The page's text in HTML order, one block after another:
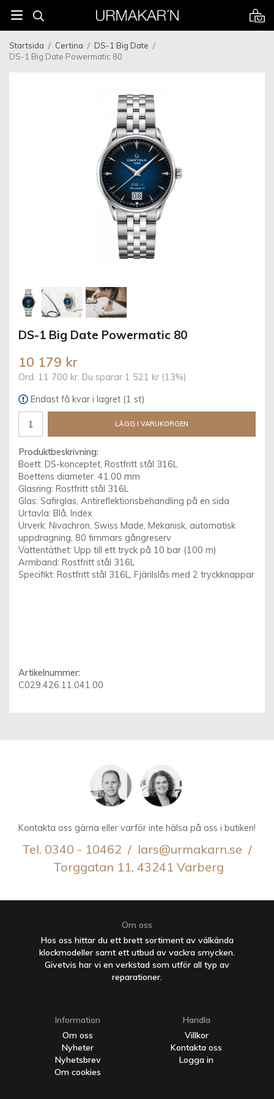
Startsida / Certina / DS-1 Big Date /
DS-1 Big Date Powermatic 80
DS-1 Big Date Powermatic 80
10 179 kr
Ord. 11 700 kr. Du sparar 1 521 kr (13%)
Endast få kvar i lagret (1 st)
LÄGG I VARUKORGEN
Produktbeskrivning:
Boett: DS-konceptet, Rostfritt stål 316L
Boettens diameter: 41.00 mm
Glasring: Rostfritt stål 316L
Glas: Safirglas, Antireflektionsbehandling på en sida
Urtavla: Blå, Index
Urverk: Nivachron, Swiss Made, Mekanisk, automatisk
uppdragning, 80 timmars gångreserv
Vattentäthet: Upp till ett tryck på 10 bar (100 m)
Armband: Rostfritt stål 316L
Specifikt: Rostfritt stål 316L, Fjärilslås med 2 tryckknappar
Artikelnummer:
C029.426.11.041.00
Kontakta oss gärna eller varför inte hälsa på oss i butiken!
Tel. 0340 - 10462 / lars@urmakarn.se /
Torggatan 11, 43241 Varberg
Om oss
Hos oss hittar du ett brett sortiment av välkända
klockmodeller samt ett utbud av vackra smycken.
Givetvis har vi en verkstad som utför all typ av
reparationer.
Information
Om oss
Nyheter
Nyhetsbrev
Om cookies
Handla
Villkor
Kontakta oss
Logga in